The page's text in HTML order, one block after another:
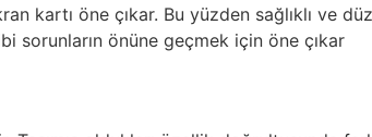
kartı öne çıkar. Bu yüzden sağlıklı ve
sorunların önüne geçmek için öne çıkar